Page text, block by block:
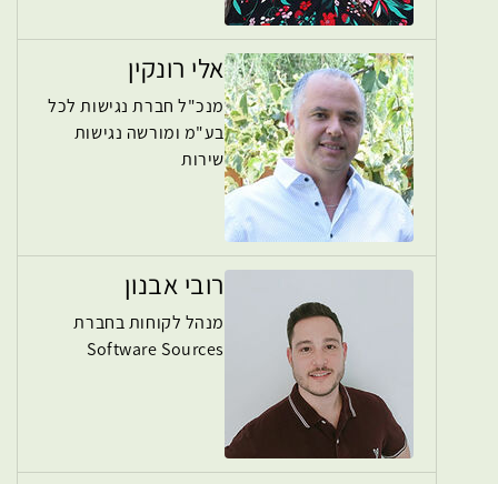
אלי רונקין
מנכ"ל חברת נגישות לכל
בע"מ ומורשה נגישות
שירות
רובי אבנון
מנהל לקוחות בחברת
Software Sources